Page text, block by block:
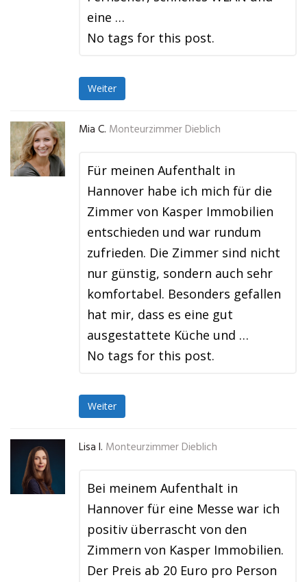
eine …
No tags for this post.
Weiter
Mia C. Monteurzimmer Dieblich
Für meinen Aufenthalt in
Hannover habe ich mich für die
Zimmer von Kasper Immobilien
entschieden und war rundum
zufrieden. Die Zimmer sind nicht
nur günstig, sondern auch sehr
komfortabel. Besonders gefallen
hat mir, dass es eine gut
ausgestattete Küche und …
No tags for this post.
Weiter
Lisa I. Monteurzimmer Dieblich
Bei meinem Aufenthalt in
Hannover für eine Messe war ich
positiv überrascht von den
Zimmern von Kasper Immobilien.
Der Preis ab 20 Euro pro Person